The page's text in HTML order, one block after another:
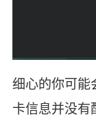
细心的你可能
卡信息并没有